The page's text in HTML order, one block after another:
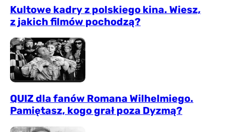
Kultowe kadry z polskiego kina. Wiesz,
z jakich filmów pochodzą?
QUIZ dla fanów Romana Wilhelmiego.
Pamiętasz, kogo grał poza Dyzmą?